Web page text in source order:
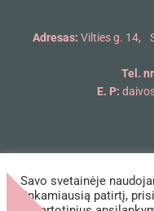
Adresas: Vilties g. 14,
Tel.
E. P:
Copyright © 2018 - 2026
Savo svetainėje
tinkamiausią patirtį,